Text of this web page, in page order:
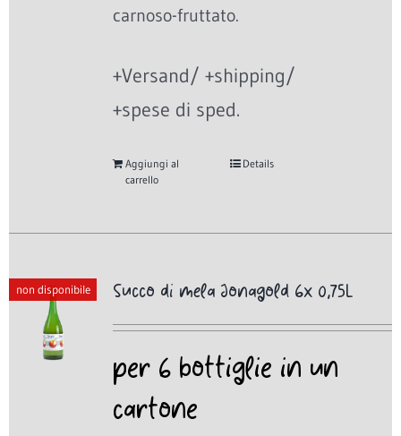
carnoso-fruttato.
+Versand/ +shipping/
+spese di sped.
Aggiungi al
carrello
Details
non disponibile Succo di mela Jonagold 6x 0,75L
per 6 bottiglie in un
cartone